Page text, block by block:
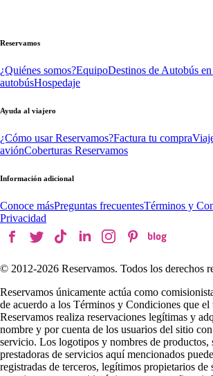
Reservamos
¿Quiénes somos?EquipoDestinos de Autobús
autobúsHospedaje
Ayuda al viajero
¿Cómo usar Reservamos?Factura tu compra
aviónCoberturas Reservamos
Información adicional
Conoce másPreguntas frecuentesTérminos y
Privacidad
© 2012-2026 Reservamos. Todos los derechos
Reservamos únicamente actúa como
de acuerdo a los Términos y Condiciones que el
Reservamos realiza reservaciones legítimas y
nombre y por cuenta de los usuarios del sitio
servicio. Los logotipos y nombres de productos,
prestadoras de servicios aquí mencionados
registradas de terceros, legítimos propietarios de